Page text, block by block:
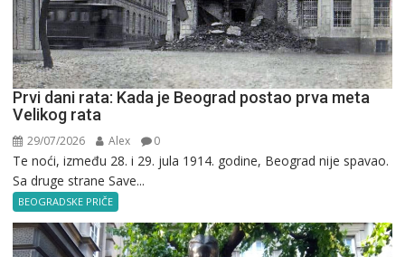
Prvi dani rata: Kada je Beograd postao prva meta
Velikog rata
29/07/2026 Alex 0
Te noći, između 28. i 29. jula 1914. godine, Beograd nije spavao.
Sa druge strane Save...
BEOGRADSKE PRIČE